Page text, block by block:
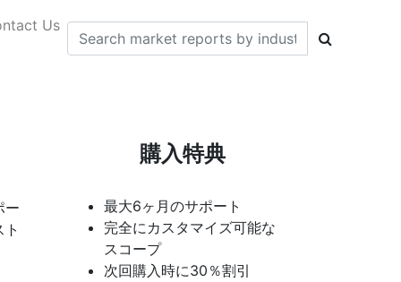
Us
ー
購入特典
最大6ヶ月のサポート
完全にカスタマイズ可能な
スコープ
次回購入時に30％割引